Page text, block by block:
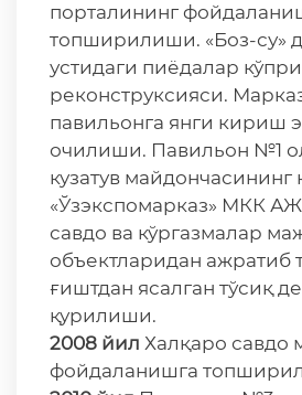
порталининг
топширилиши. «Боз-су»
устидаги пиёдалар
реконструксияси.
павильонга янги кириш
очилиши. Павильон №1
кузатув
«Ўзэкспомарказ» МКК
савдо ва кўргазмалар
объектларидан ажратиб
ғиштдан ясалган тўсиқ
қурилиши.
2008 йил Халқаро савдо
фойдаланишга